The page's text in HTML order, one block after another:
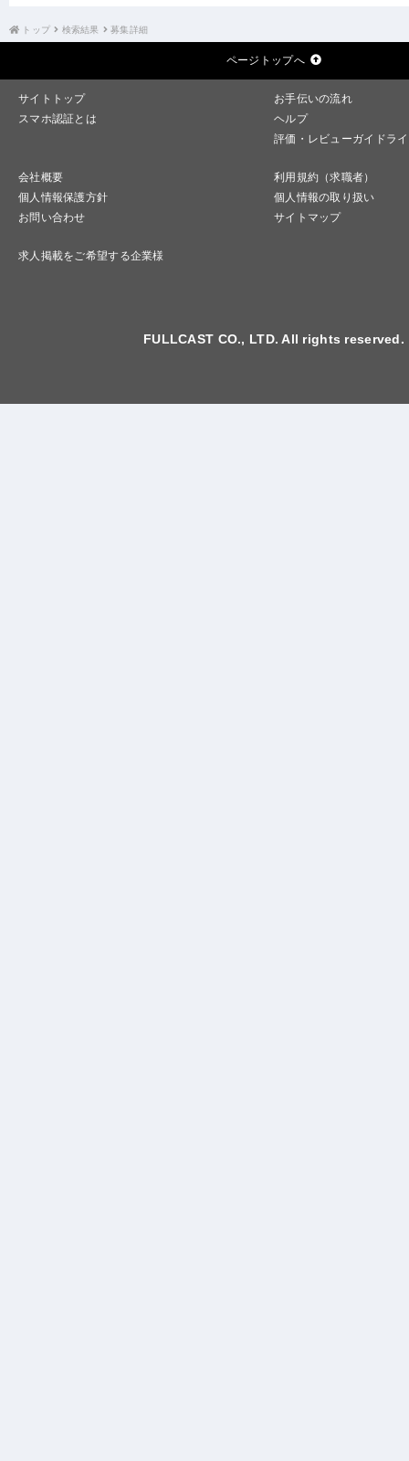
トップ 検索結果 募集詳細
ページトップへ
サイトトップ
お手伝いの流れ
スマホ認証とは
ヘルプ
評価・レビューガイドラ
会社概要
利用規約（求職者）
個人情報保護方針
個人情報の取り扱い
お問い合わせ
サイトマップ
求人掲載をご希望する企業様
FULLCAST CO., LTD. All rights reserved.